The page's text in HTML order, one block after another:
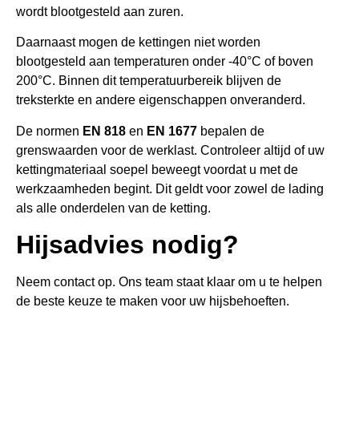
wordt blootgesteld aan zuren.
Daarnaast mogen de kettingen niet worden
blootgesteld aan temperaturen onder -40°C of boven
200°C. Binnen dit temperatuurbereik blijven de
treksterkte en andere eigenschappen onveranderd.
De normen EN 818 en EN 1677 bepalen de
grenswaarden voor de werklast. Controleer altijd of uw
kettingmateriaal soepel beweegt voordat u met de
werkzaamheden begint. Dit geldt voor zowel de lading
als alle onderdelen van de ketting.
Hijsadvies nodig?
Neem contact op. Ons team staat klaar om u te helpen
de beste keuze te maken voor uw hijsbehoeften.